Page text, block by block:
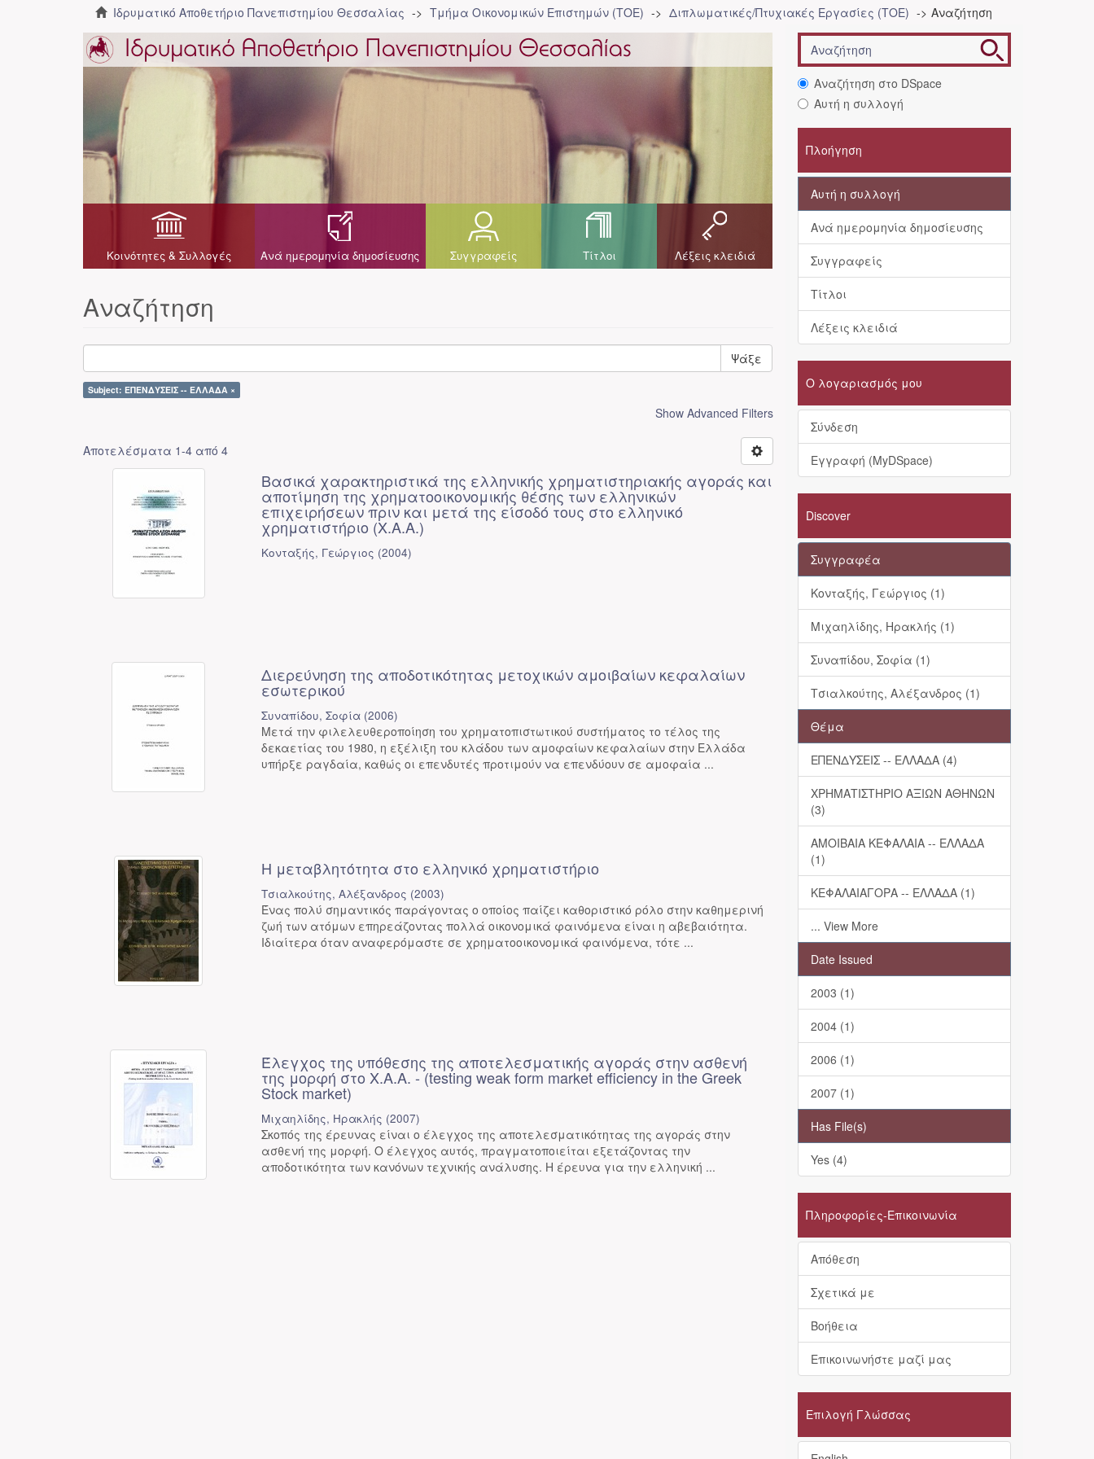
Ιδρυματικό Αποθετήριο Πανεπιστημίου Θεσσαλίας Τμήμα Οικονομικών Επιστημών (ΤΟΕ) Διπλωματικές/Πτυχιακές Εργασίες (ΤΟΕ) Αναζήτηση
Κοινότητες & Συλλογές Ανά ημερομηνία δημοσίευσης Συγγραφείς Τίτλοι Λέξεις κλειδιά
Αναζήτηση
Ψάξε
Subject: ΕΠΕΝΔΥΣΕΙΣ -- ΕΛΛΑΔΑ ×
Show Advanced Filters
Αποτελέσματα 1-4 από 4
Βασικά χαρακτηριστικά της ελληνικής χρηματιστηριακής αγοράς και
αποτίμηση της χρηματοοικονομικής θέσης των ελληνικών
επιχειρήσεων πριν και μετά της είσοδό τους στο ελληνικό
χρηματιστήριο (Χ.Α.Α.)
Κονταξής, Γεώργιος (2004)
Διερεύνηση της αποδοτικότητας μετοχικών αμοιβαίων κεφαλαίων
εσωτερικού
Συναπίδου, Σοφία (2006)
Μετά την φιλελευθεροποίηση του χρηματοπιστωτικού συστήματος το τέλος της
δεκαετίας του 1980, η εξέλιξη του κλάδου των αμοφαίων κεφαλαίων στην Ελλάδα
υπήρξε ραγδαία, καθώς οι επενδυτές προτιμούν να επενδύουν σε αμοφαία ...
Η μεταβλητότητα στο ελληνικό χρηματιστήριο
Τσιαλκούτης, Αλέξανδρος (2003)
Ένας πολύ σημαντικός παράγοντας ο οποίος παίζει καθοριστικό ρόλο στην καθημερινή
ζωή των ατόμων επηρεάζοντας πολλά οικονομικά φαινόμενα είναι η αβεβαιότητα.
Ιδιαίτερα όταν αναφερόμαστε σε χρηματοοικονομικά φαινόμενα, τότε ...
Έλεγχος της υπόθεσης της αποτελεσματικής αγοράς στην ασθενή
της μορφή στο Χ.Α.Α. - (testing weak form market efficiency in the Greek
Stock market)
Μιχαηλίδης, Ηρακλής (2007)
Σκοπός της έρευνας είναι ο έλεγχος της αποτελεσματικότητας της αγοράς στην
ασθενή της μορφή. Ο έλεγχος αυτός, πραγματοποιείται εξετάζοντας την
αποδοτικότητα των κανόνων τεχνικής ανάλυσης. Η έρευνα για την ελληνική ...
Αναζήτηση στο DSpace
Αυτή η συλλογή
Πλοήγηση
Αυτή η συλλογή
Ανά ημερομηνία δημοσίευσης
Συγγραφείς
Τίτλοι
Λέξεις κλειδιά
Ο λογαριασμός μου
Σύνδεση
Εγγραφή (MyDSpace)
Discover
Συγγραφέα
Κονταξής, Γεώργιος (1)
Μιχαηλίδης, Ηρακλής (1)
Συναπίδου, Σοφία (1)
Τσιαλκούτης, Αλέξανδρος (1)
Θέμα
ΕΠΕΝΔΥΣΕΙΣ -- ΕΛΛΑΔΑ (4)
ΧΡΗΜΑΤΙΣΤΗΡΙΟ ΑΞΙΩΝ ΑΘΗΝΩΝ
(3)
ΑΜΟΙΒΑΙΑ ΚΕΦΑΛΑΙΑ -- ΕΛΛΑΔΑ
(1)
ΚΕΦΑΛΑΙΑΓΟΡΑ -- ΕΛΛΑΔΑ (1)
... View More
Date Issued
2003 (1)
2004 (1)
2006 (1)
2007 (1)
Has File(s)
Yes (4)
Πληροφορίες-Επικοινωνία
Απόθεση
Σχετικά με
Βοήθεια
Επικοινωνήστε μαζί μας
Επιλογή Γλώσσας